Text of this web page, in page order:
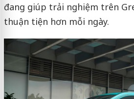
đang giúp trải nghiệm trên
thuận tiện hơn mỗi ngày.